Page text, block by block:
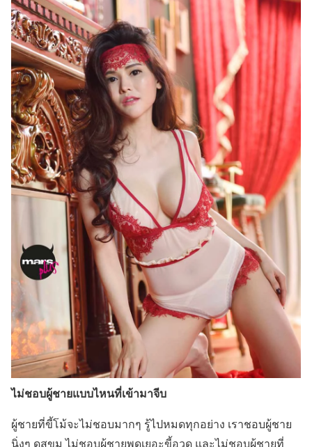
ไม่ชอบผู้ชายแบบไหนที่เข้ามาจีบ
ผู้ชายที่ขี้โม้จะไม่ชอบมากๆ รู้ไปหมดทุกอย่าง เราชอบผู้ชาย
นิ่งๆ ดูสุขุม ไม่ชอบผู้ชายพูดเยอะขี้อวด และไม่ชอบผู้ชายที่